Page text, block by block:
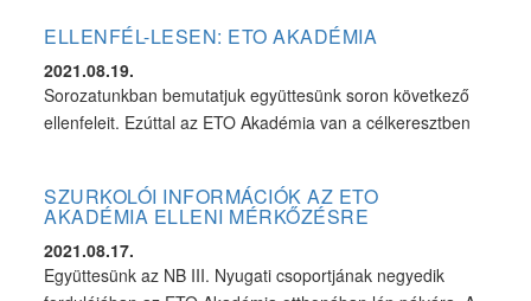
ELLENFÉL-LESEN: ETO AKADÉMIA
2021.08.19.
Sorozatunkban bemutatjuk együttesünk soron következő
ellenfeleit. Ezúttal az ETO Akadémia van a célkeresztben
SZURKOLÓI INFORMÁCIÓK AZ ETO
AKADÉMIA ELLENI MÉRKŐZÉSRE
2021.08.17.
Együttesünk az NB III. Nyugati csoportjának negyedik